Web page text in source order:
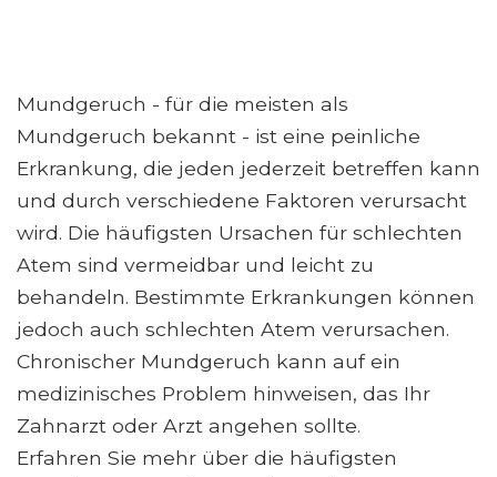
Mundgeruch - für die meisten als
Mundgeruch bekannt - ist eine peinliche
Erkrankung, die jeden jederzeit betreffen kann
und durch verschiedene Faktoren verursacht
wird. Die häufigsten Ursachen für schlechten
Atem sind vermeidbar und leicht zu
behandeln. Bestimmte Erkrankungen können
jedoch auch schlechten Atem verursachen.
Chronischer Mundgeruch kann auf ein
medizinisches Problem hinweisen, das Ihr
Zahnarzt oder Arzt angehen sollte.
Erfahren Sie mehr über die häufigsten